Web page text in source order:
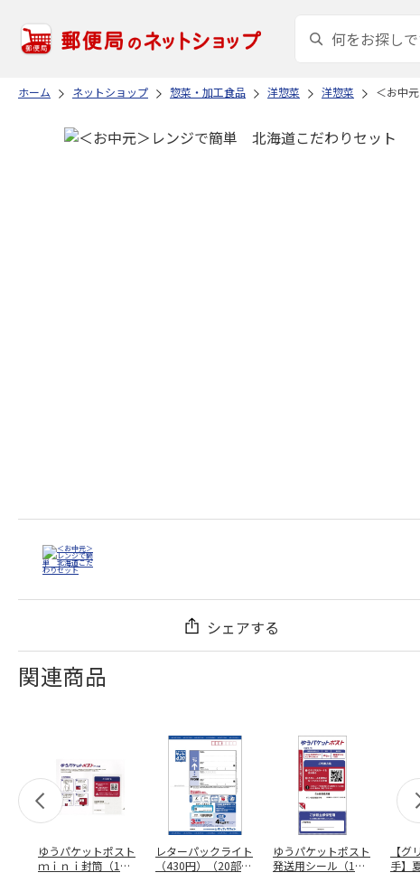
ホーム ネットショップ 惣菜・加工食品 洋惣菜 洋惣菜 ＜お中
シェアする
関連商品
ゆうパケットポスト
ｍｉｎｉ封筒（1個
レターパックライト
（430円）（20部セ
ゆうパケットポスト
発送用シール（1個
【グ
手】